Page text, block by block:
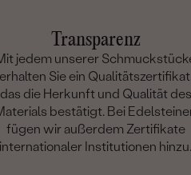
Transparenz
jedem unserer
erhalten Sie ein
das die Herkunft und Qualität des
bestätigt. Bei
fügen wir außerdem Zertifikate
internationaler Institutionen hinzu.